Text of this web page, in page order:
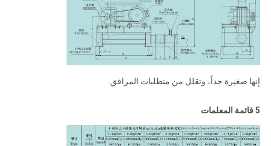
إنها صغيرة جداً، وتقلل من متطلبات المرافق.
5 قائمة المعلمات